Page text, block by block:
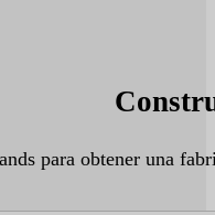
para obtener una